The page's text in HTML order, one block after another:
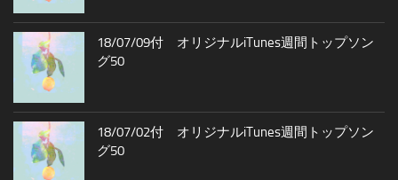
18/07/09付 オリジナルiTunes週間トップソン
グ50
18/07/02付 オリジナルiTunes週間トップソン
グ50